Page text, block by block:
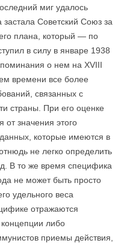
миг удалось
застала Советский Союз за
плана, который — по
в силу в январе 1938
о нем на XVIII
времени все более
связанных с
страны. При его оценке
от значения этого
которые имеются в
не легко определить
В то же время специфика
не может быть просто
удельного веса
отражаются
либо
приемы действия,